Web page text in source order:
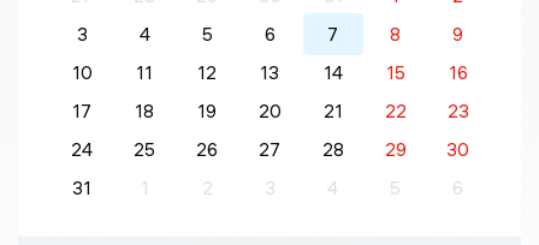
3
4 5 6 7 8
9
10
11 12 13 14 15
16
17
18 19 20 21 22
23
24
25 26 27 28 29
30
31
1 2 3 4 5 6